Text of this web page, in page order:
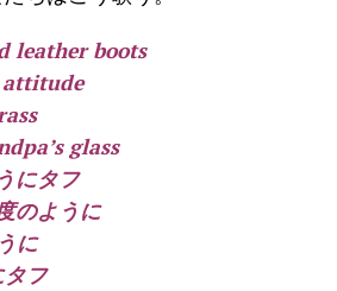
leather boots
glass
にタフ
のように
に
フ